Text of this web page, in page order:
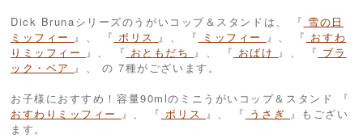
Dick Brunaシリーズのうがいコップ＆スタンドは、 『 雪の日
ミッフィー 』、 『 ボリス 』、 『 ミッフィー 』、 『 おすわ
りミッフィー 』、 『 おともだち 』、 『 おばけ 』、 『 ブラ
ック・ベア 』、 の 7種がございます。
お子様におすすめ！容量90mlのミニうがいコップ＆スタンド 『
おすわりミッフィー 』、 『 ボリス 』、 『 うさぎ 』もござい
ます。